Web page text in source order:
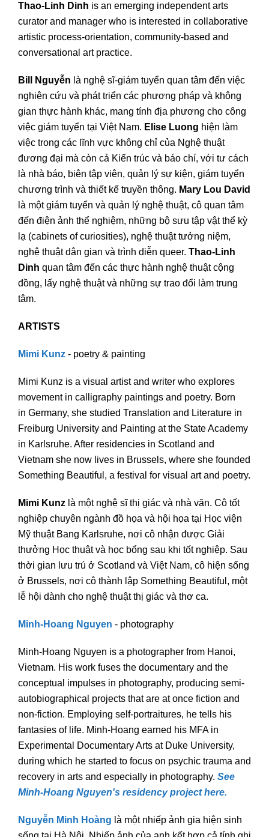
Thao-Linh Dinh is an emerging independent arts
curator and manager who is interested in collaborative
artistic process-orientation, community-based and
conversational art practice.
Bill Nguyễn là nghệ sĩ-giám tuyển quan tâm đến việc
nghiên cứu và phát triển các phương pháp và không
gian thực hành khác, mang tính địa phương cho công
việc giám tuyển tại Việt Nam. Elise Luong hiện làm
việc trong các lĩnh vực không chỉ của Nghệ thuật
đương đại mà còn cả Kiến trúc và báo chí, với tư cách
là nhà báo, biên tập viên, quản lý sự kiện, giám tuyển
chương trình và thiết kế truyền thông. Mary Lou David
là một giám tuyển và quản lý nghệ thuật, cô quan tâm
đến điện ảnh thể nghiệm, những bộ sưu tập vật thể kỳ
lạ (cabinets of curiosities), nghệ thuật tưởng niệm,
nghệ thuật dân gian và trình diễn queer. Thao-Linh
Dinh quan tâm đến các thực hành nghệ thuật cộng
đồng, lấy nghệ thuật và những sự trao đổi làm trung
tâm.
ARTISTS
Mimi Kunz - poetry & painting
Mimi Kunz is a visual artist and writer who explores
movement in calligraphy paintings and poetry. Born
in Germany, she studied Translation and Literature in
Freiburg University and Painting at the State Academy
in Karlsruhe. After residencies in Scotland and
Vietnam she now lives in Brussels, where she founded
Something Beautiful, a festival for visual art and poetry.
Mimi Kunz là một nghệ sĩ thị giác và nhà văn. Cô tốt
nghiệp chuyên ngành đồ họa và hội họa tại Học viện
Mỹ thuật Bang Karlsruhe, nơi cô nhận được Giải
thưởng Học thuật và học bổng sau khi tốt nghiệp. Sau
thời gian lưu trú ở Scotland và Việt Nam, cô hiện sống
ở Brussels, nơi cô thành lập Something Beautiful, một
lễ hội dành cho nghệ thuật thị giác và thơ ca.
Minh-Hoang Nguyen - photography
Minh-Hoang Nguyen is a photographer from Hanoi,
Vietnam. His work fuses the documentary and the
conceptual impulses in photography, producing semi-
autobiographical projects that are at once fiction and
non-fiction. Employing self-portraitures, he tells his
fantasies of life. Minh-Hoang earned his MFA in
Experimental Documentary Arts at Duke University,
during which he started to focus on psychic trauma and
recovery in arts and especially in photography. See
Minh-Hoang Nguyen's residency project here.
Nguyễn Minh Hoàng là một nhiếp ảnh gia hiện sinh